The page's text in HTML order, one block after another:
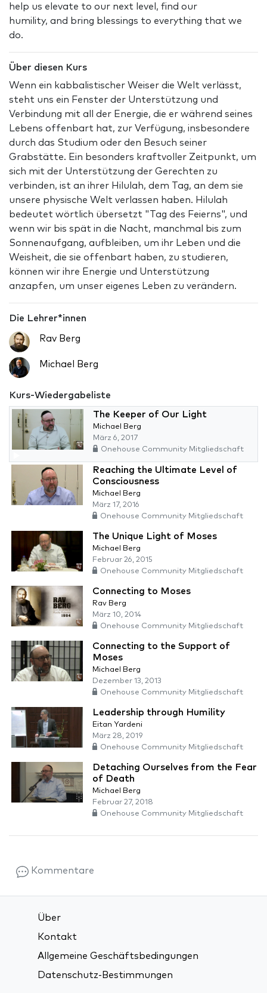
help us elevate to our next level, find our
humility, and bring blessings to everything that we
do.
Über diesen Kurs
Wenn ein kabbalistischer Weiser die Welt verlässt,
steht uns ein Fenster der Unterstützung und
Verbindung mit all der Energie, die er während seines
Lebens offenbart hat, zur Verfügung, insbesondere
durch das Studium oder den Besuch seiner
Grabstätte. Ein besonders kraftvoller Zeitpunkt, um
sich mit der Unterstützung der Gerechten zu
verbinden, ist an ihrer Hilulah, dem Tag, an dem sie
unsere physische Welt verlassen haben. Hilulah
bedeutet wörtlich übersetzt "Tag des Feierns", und
wenn wir bis spät in die Nacht, manchmal bis zum
Sonnenaufgang, aufbleiben, um ihr Leben und die
Weisheit, die sie offenbart haben, zu studieren,
können wir ihre Energie und Unterstützung
anzapfen, um unser eigenes Leben zu verändern.
Die Lehrer*innen
Rav Berg
Michael Berg
Kurs-Wiedergabeliste
The Keeper of Our Light
Michael Berg
März 6, 2017
Onehouse Community Mitgliedschaft
Reaching the Ultimate Level of
Consciousness
Michael Berg
März 17, 2016
Onehouse Community Mitgliedschaft
The Unique Light of Moses
Michael Berg
Februar 26, 2015
Onehouse Community Mitgliedschaft
Connecting to Moses
Rav Berg
März 10, 2014
Onehouse Community Mitgliedschaft
Connecting to the Support of
Moses
Michael Berg
Dezember 13, 2013
Onehouse Community Mitgliedschaft
Leadership through Humility
Eitan Yardeni
März 28, 2019
Onehouse Community Mitgliedschaft
Detaching Ourselves from the Fear
of Death
Michael Berg
Februar 27, 2018
Onehouse Community Mitgliedschaft
Kommentare
Über
Kontakt
Allgemeine Geschäftsbedingungen
Datenschutz-Bestimmungen